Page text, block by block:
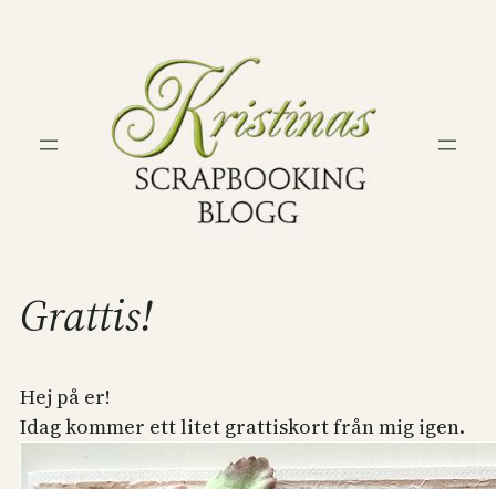
Grattis!
Hej på er!
Idag kommer ett litet grattiskort från mig igen.